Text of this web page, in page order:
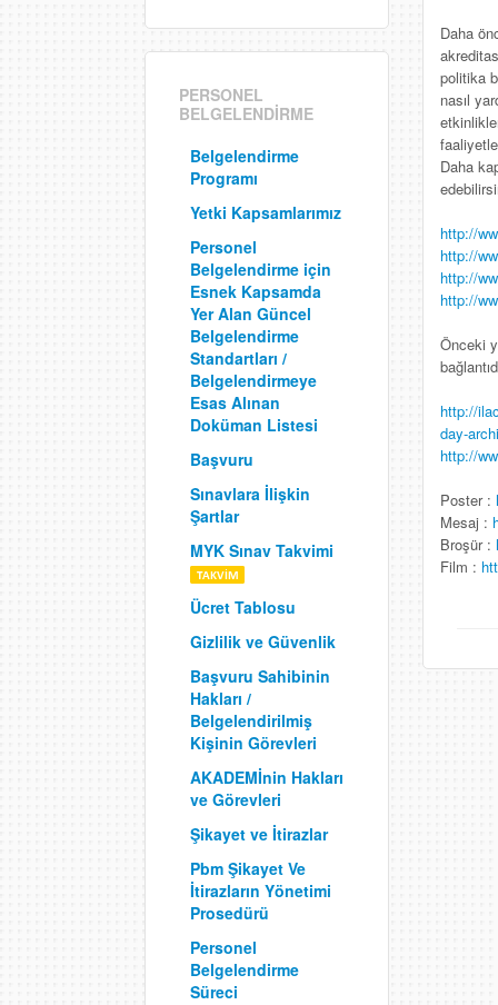
PERSONEL
BELGELENDİRME
Belgelendirme
Programı
Yetki Kapsamlarımız
Personel
Belgelendirme için
Esnek Kapsamda
Yer Alan Güncel
Belgelendirme
Standartları /
Belgelendirmeye
Esas Alınan
Doküman Listesi
Başvuru
Sınavlara İlişkin
Şartlar
MYK Sınav Takvimi
Ücret Tablosu
Gizlilik ve Güvenlik
Başvuru Sahibinin
Hakları /
Belgelendirilmiş
Kişinin Görevleri
AKADEMİnin Hakları
ve Görevleri
Şikayet ve İtirazlar
Pbm Şikayet Ve
İtirazların Yönetimi
Prosedürü
Personel
Belgelendirme
Süreci
Daha
politika
nasıl
Daha
http://
http://
http://
http://
Önceki
http://
day-
http://
Poster :
Mesaj :
Broşür :
Film :